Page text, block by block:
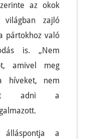
az okok
zajló
pártokhoz való
is. „Nem
amivel meg
híveket, nem
adni a
a